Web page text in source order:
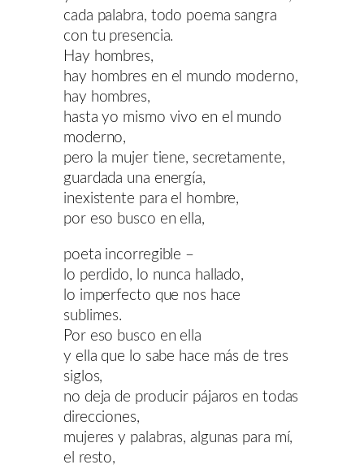
cada palabra, todo poema sangra
con tu presencia.
Hay hombres,
hay hombres en el mundo moderno,
hay hombres,
hasta yo mismo vivo en el mundo
moderno,
pero la mujer tiene, secretamente,
guardada una energía,
inexistente para el hombre,
por eso busco en ella,
poeta incorregible –
lo perdido, lo nunca hallado,
lo imperfecto que nos hace
sublimes.
Por eso busco en ella
y ella que lo sabe hace más de tres
siglos,
no deja de producir pájaros en todas
direcciones,
mujeres y palabras, algunas para mí,
el resto,